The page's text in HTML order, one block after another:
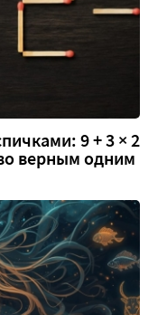
9 + 3 × 2
верным одним